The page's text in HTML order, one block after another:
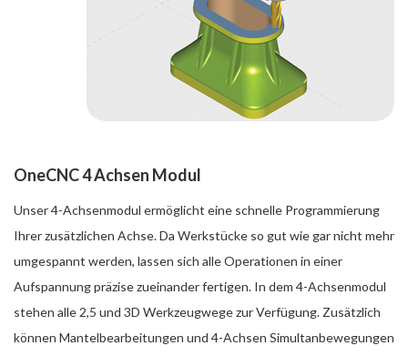
OneCNC 4 Achsen Modul
Unser 4-Achsenmodul ermöglicht eine schnelle Programmierung
Ihrer zusätzlichen Achse. Da Werkstücke so gut wie gar nicht mehr
umgespannt werden, lassen sich alle Operationen in einer
Aufspannung präzise zueinander fertigen. In dem 4-Achsenmodul
stehen alle 2,5 und 3D Werkzeugwege zur Verfügung. Zusätzlich
können Mantelbearbeitungen und 4-Achsen Simultanbewegungen